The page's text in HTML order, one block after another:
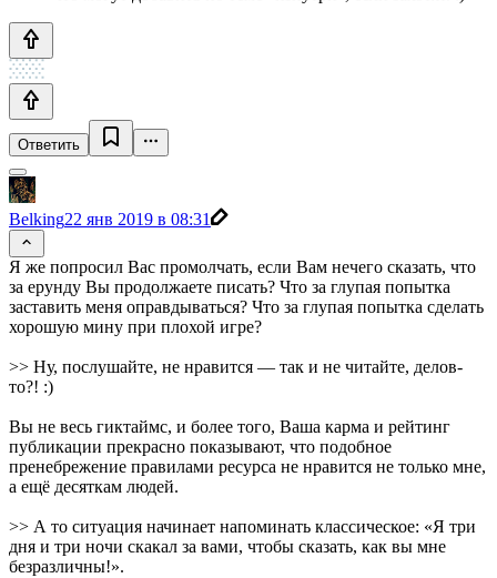
Ответить
Belking22 янв 2019 в 08:31
Я же попросил Вас промолчать, если Вам нечего сказать, что
за ерунду Вы продолжаете писать? Что за глупая попытка
заставить меня оправдываться? Что за глупая попытка сделать
хорошую мину при плохой игре?
>> Ну, послушайте, не нравится — так и не читайте, делов-
то?! :)
Вы не весь гиктаймс, и более того, Ваша карма и рейтинг
публикации прекрасно показывают, что подобное
пренебрежение правилами ресурса не нравится не только мне,
а ещё десяткам людей.
>> А то ситуация начинает напоминать классическое: «Я три
дня и три ночи скакал за вами, чтобы сказать, как вы мне
безразличны!».